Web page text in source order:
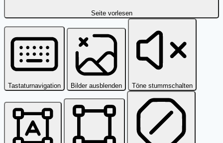
Seite vorlesen
Tastaturnavigation Bilder ausblenden Töne stummschalten